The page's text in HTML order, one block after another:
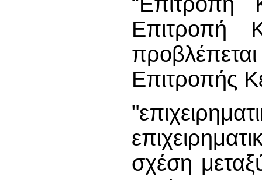
Επιτροπή
Επιτροπής
σχέση